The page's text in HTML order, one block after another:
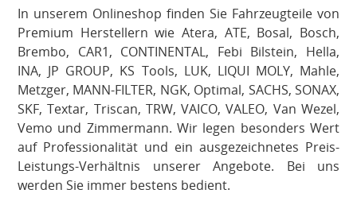
In unserem Onlineshop finden Sie Fahrzeugteile von
Premium Herstellern wie Atera, ATE, Bosal, Bosch,
Brembo, CAR1, CONTINENTAL, Febi Bilstein, Hella,
INA, JP GROUP, KS Tools, LUK, LIQUI MOLY, Mahle,
Metzger, MANN-FILTER, NGK, Optimal, SACHS, SONAX,
SKF, Textar, Triscan, TRW, VAICO, VALEO, Van Wezel,
Vemo und Zimmermann. Wir legen besonders Wert
auf Professionalität und ein ausgezeichnetes Preis-
Leistungs-Verhältnis unserer Angebote. Bei uns
werden Sie immer bestens bedient.